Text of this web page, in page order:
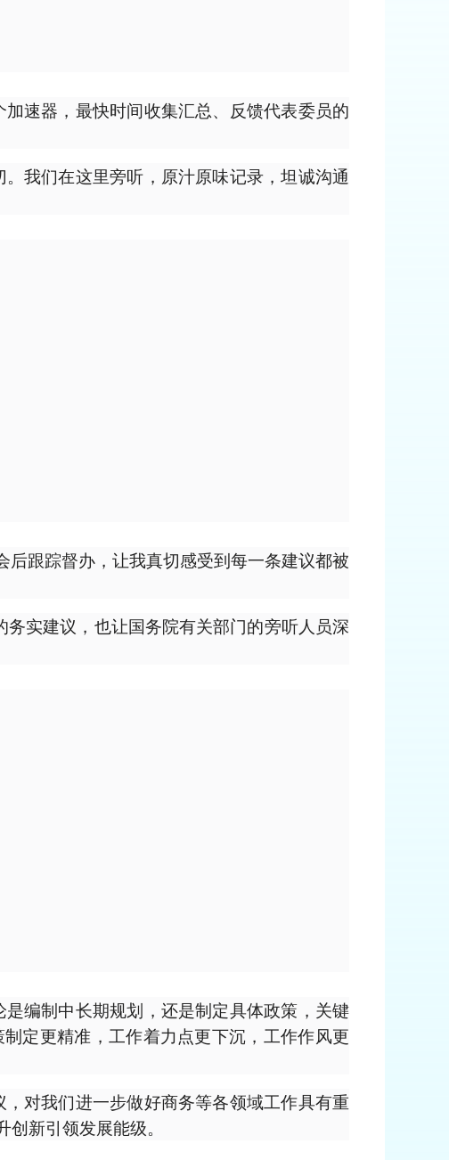
速器，最快时间收集汇总、反馈代表委员的
我们在这里旁听，原汁原味记录，坦诚沟通
后跟踪督办，让我真切感受到每一条建议都被
实建议，也让国务院有关部门的旁听人员深
编制中长期规划，还是制定具体政策，关键
定更精准，工作着力点更下沉，工作作风更
对我们进一步做好商务等各领域工作具有重
新引领发展能级。